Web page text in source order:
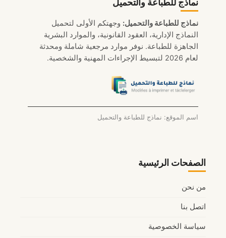
نماذج للطباعة والتحميل
نماذج للطباعة والتحميل: وجهتكم الأولى لتحميل
النماذج الإدارية، العقود القانونية، والموارد البشرية
الجاهزة للطباعة. نوفر موارد مرجعية شاملة ومحدثة
لعام 2026 لتبسيط الإجراءات المهنية والشخصية.
اسم الموقع: نماذج للطباعة والتحميل
الصفحات الرئيسية
من نحن
اتصل بنا
سياسة الخصوصية